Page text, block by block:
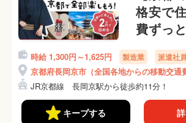
格安で
費ずっ
は京都
★手のひ
部品の
31万円
時給 1,300円～1,625円 製造業 派遣社員
京都府長岡京市（全国各地からの移動交通
担）
JR京都線 長岡京駅から徒歩約11分！
キープする